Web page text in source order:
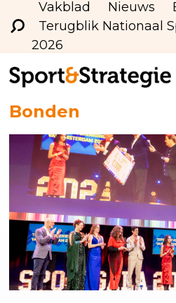
Vakblad Nieuws
Terugblik Nationaal
2026
Bonden